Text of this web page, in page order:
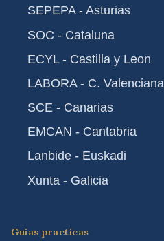
SEPEPA - Asturias
SOC - Cataluna
ECYL - Castilla y Leon
LABORA - C. Valenciana
SCE - Canarias
EMCAN - Cantabria
Lanbide - Euskadi
Xunta - Galicia
Guias practicas